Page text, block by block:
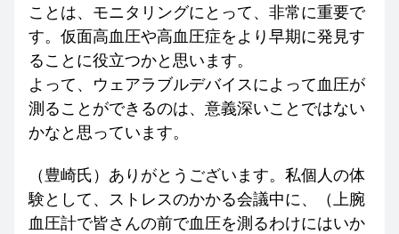
ことは、モニタリングにとって、非常に重要で
す。仮面高血圧や高血圧症をより早期に発見す
ることに役立つかと思います。
よって、ウェアラブルデバイスによって血圧が
測ることができるのは、意義深いことではない
かなと思っています。
（豊崎氏）ありがとうございます。私個人の体
験として、ストレスのかかる会議中に、（上腕
血圧計で皆さんの前で血圧を測るわけにはいか